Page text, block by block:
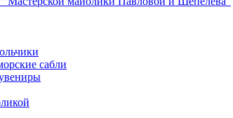
сабли